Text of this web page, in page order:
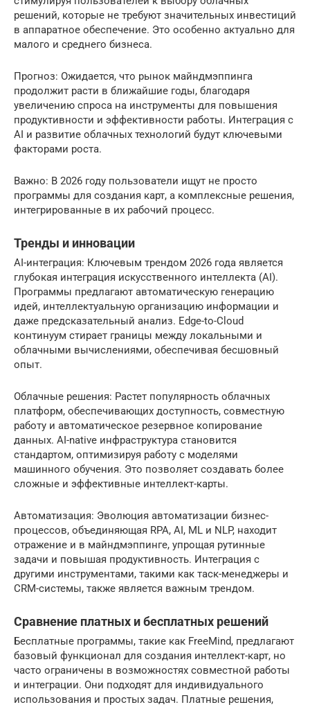
решений, которые не требуют значительных инвестиций
в аппаратное обеспечение. Это особенно актуально для
малого и среднего бизнеса.
Прогноз: Ожидается, что рынок майндмэппинга
продолжит расти в ближайшие годы, благодаря
увеличению спроса на инструменты для повышения
продуктивности и эффективности работы. Интеграция с
AI и развитие облачных технологий будут ключевыми
факторами роста.
Важно: В 2026 году пользователи ищут не просто
программы для создания карт, а комплексные решения,
интегрированные в их рабочий процесс.
Тренды и инновации
AI-интеграция: Ключевым трендом 2026 года является
глубокая интеграция искусственного интеллекта (AI).
Программы предлагают автоматическую генерацию
идей, интеллектуальную организацию информации и
даже предсказательный анализ. Edge-to-Cloud
континуум стирает границы между локальными и
облачными вычислениями, обеспечивая бесшовный
опыт.
Облачные решения: Растет популярность облачных
платформ, обеспечивающих доступность, совместную
работу и автоматическое резервное копирование
данных. AI-native инфраструктура становится
стандартом, оптимизируя работу с моделями
машинного обучения. Это позволяет создавать более
сложные и эффективные интеллект-карты.
Автоматизация: Эволюция автоматизации бизнес-
процессов, объединяющая RPA, AI, ML и NLP, находит
отражение и в майндмэппинге, упрощая рутинные
задачи и повышая продуктивность. Интеграция с
другими инструментами, такими как таск-менеджеры и
CRM-системы, также является важным трендом.
Сравнение платных и бесплатных решений
Бесплатные программы, такие как FreeMind, предлагают
базовый функционал для создания интеллект-карт, но
часто ограничены в возможностях совместной работы
и интеграции. Они подходят для индивидуального
использования и простых задач. Платные решения,